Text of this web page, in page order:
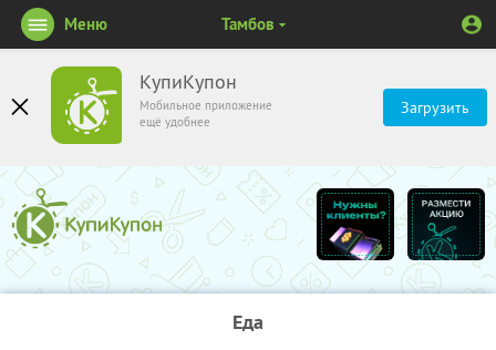
КупиКупон
Мобильное приложение
ещё удобнее
Загрузить
Меню Тамбов
Еда